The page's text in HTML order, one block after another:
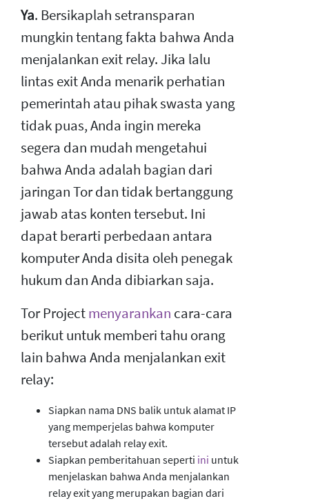
Ya. Bersikaplah setransparan
mungkin tentang fakta bahwa Anda
menjalankan exit relay. Jika lalu
lintas exit Anda menarik perhatian
pemerintah atau pihak swasta yang
tidak puas, Anda ingin mereka
segera dan mudah mengetahui
bahwa Anda adalah bagian dari
jaringan Tor dan tidak bertanggung
jawab atas konten tersebut. Ini
dapat berarti perbedaan antara
komputer Anda disita oleh penegak
hukum dan Anda dibiarkan saja.
Tor Projectmenyarankan cara-cara
berikut untuk memberi tahu orang
lain bahwa Anda menjalankan exit
relay:
Siapkan nama DNS balik untuk alamat IP
yang memperjelas bahwa komputer
tersebut adalah relay exit.
Siapkan pemberitahuan seperti ini untuk
menjelaskan bahwa Anda menjalankan
relay exit yang merupakan bagian dari